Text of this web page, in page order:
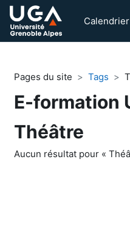
Passer au contenu principal
Calendrier
Pages du site Tags
E-formation
Théâtre
Aucun résultat pour «